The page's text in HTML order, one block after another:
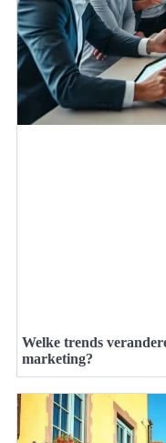
Welke trends
marketing?